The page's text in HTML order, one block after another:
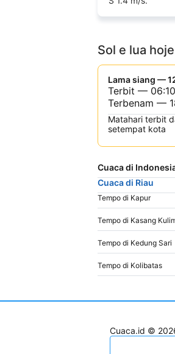
Sol e lua hoje
Lama siang —
Terbit — 06:10
Terbenam —
Matahari terbit
setempat kota
Cuaca di
Cuaca di Riau
Tempo di Kapur
Tempo di Kedung Sari
Tempo di Kolibatas
Cuaca.id ©